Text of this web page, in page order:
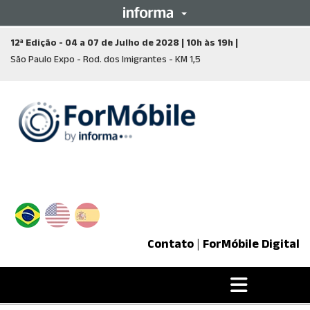
12ª Edição - 04 a 07 de Julho de 2028 | 10h às 19h |
São Paulo Expo - Rod. dos Imigrantes - KM 1,5
Contato| ForMóbile Digital
Open
main
menu